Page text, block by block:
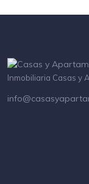
Inmobiliaria Casas y